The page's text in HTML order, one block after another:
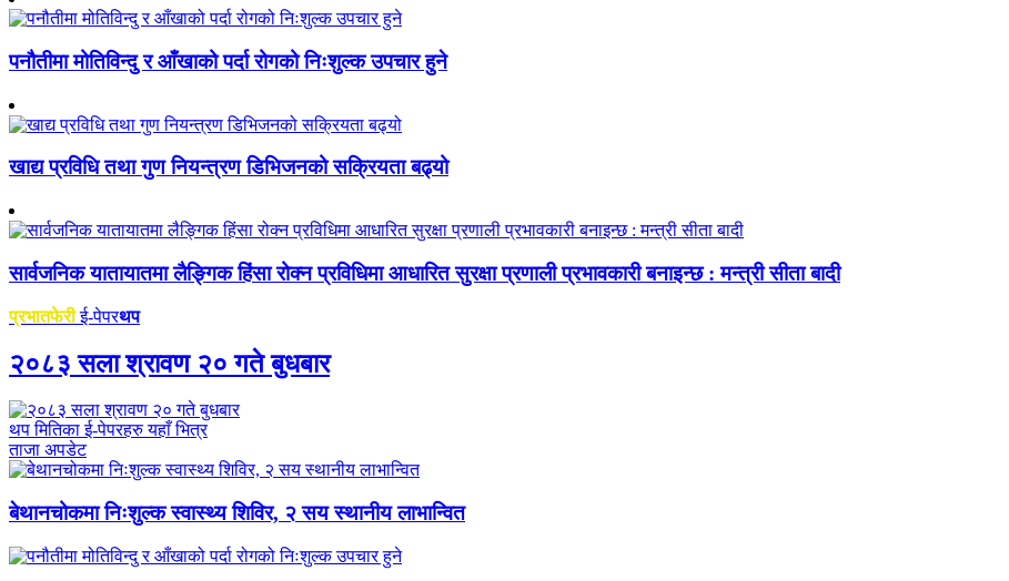
पनौतीमा मोतिविन्दु र आँखाको पर्दा रोगको निःशुल्क उपचार हुने
खाद्य प्रविधि तथा गुण नियन्त्रण डिभिजनको सक्रियता बढ्यो
सार्वजनिक यातायातमा लैङ्गिक हिंसा रोक्न प्रविधिमा आधारित सुरक्षा प्रणाली प्रभावकारी बनाइन्छ : मन्त्री सीता बादी
प्रभातफेरीई-पेपरथप
२०८३ सला श्रावण २० गते बुधबार
थप मितिका ई-पेपरहरु यहाँ भित्र
ताजा अपडेट
बेथानचोकमा निःशुल्क स्वास्थ्य शिविर, २ सय स्थानीय लाभान्वित